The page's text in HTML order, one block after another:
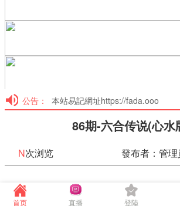
公告： 本站易記網址https://fada.ooo
86期-六合传说(心水
N次浏览 發布者：管
86期-六合传说(心水版)
首页 直播 登陸